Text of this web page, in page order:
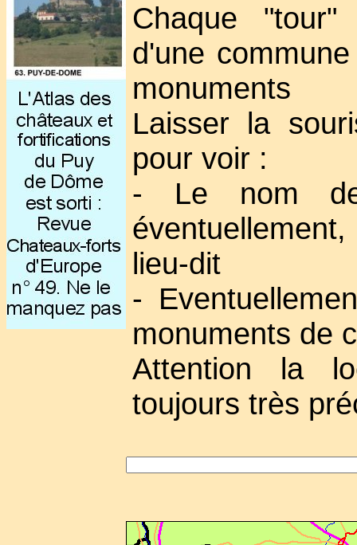
Chaque
d'une
monuments
Laisser la
pour voir :
- Le nom
lieu-dit
-
monuments de
Attention la
toujours très